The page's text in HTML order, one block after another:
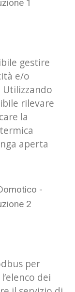
gestire
e/o
rilevare
la
aperta
per
dei